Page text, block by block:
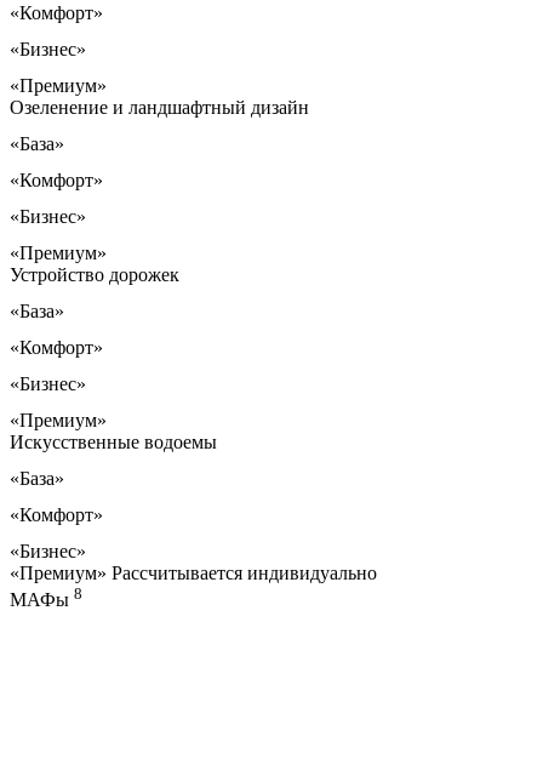
«Комфорт»
«Бизнес»
«Премиум»
Озеленение и ландшафтный дизайн
«База»
«Комфорт»
«Бизнес»
«Премиум»
Устройство дорожек
«База»
«Комфорт»
«Бизнес»
«Премиум»
Искусственные водоемы
«База»
«Комфорт»
«Бизнес»
«Премиум» Рассчитывается индивидуально
МАФы 8